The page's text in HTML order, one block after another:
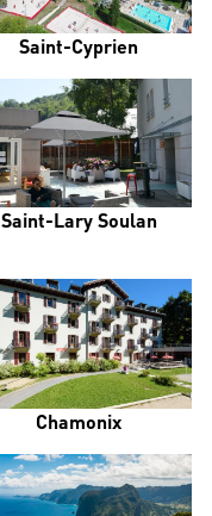
Saint-Cyprien
Saint-Lary Soulan
Chamonix